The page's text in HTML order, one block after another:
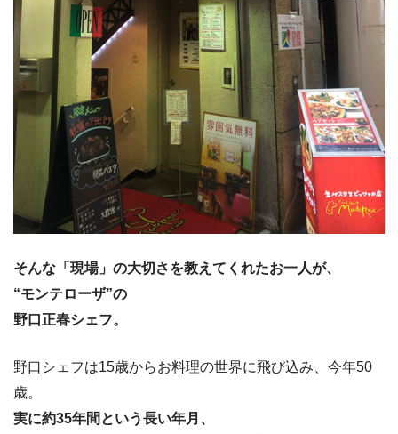
そんな「現場」の大切さを教えてくれたお一人が、
“モンテローザ”の
野口正春シェフ。
野口シェフは15歳からお料理の世界に飛び込み、今年50
歳。
実に約35年間という長い年月、